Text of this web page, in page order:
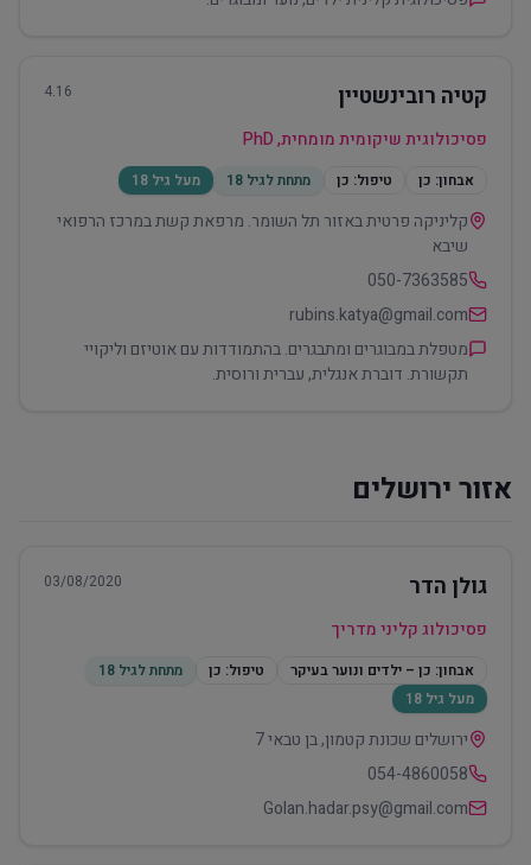
קטיה רובינשטיין 4.16
פסיכולוגית שיקומית מומחית, PhD
אבחון: כן טיפול: כן מתחת לגיל 18 מעל גיל 18
קליניקה פרטית באזור תל השומר. מרפאת קשת במרכז הרפואי
שיבא
050-7363585
rubins.katya@gmail.com
מטפלת במבוגרים ומתבגרים. בהתמודדות עם אוטיזם וליקויי
תקשורת. דוברת אנגלית, עברית ורוסית.
אזור ירושלים
גולן הדר 03/08/2020
פסיכולוג קליני מדריך
אבחון: כן – ילדים ונוער בעיקר טיפול: כן
מתחת לגיל 18
מעל גיל 18
ירושלים שכונת קטמון, בן טבאי 7
054-4860058
Golan.hadar.psy@gmail.com